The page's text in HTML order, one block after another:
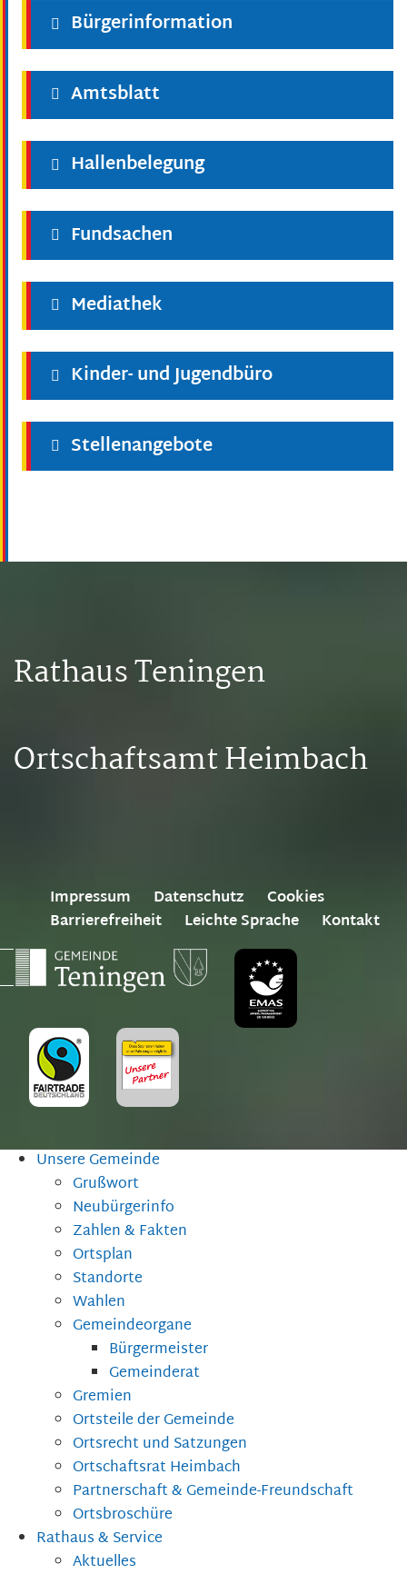
Bürgerinformation
Amtsblatt
Hallenbelegung
Fundsachen
Mediathek
Kinder- und Jugendbüro
Stellenangebote
Rathaus Teningen
Ortschaftsamt Heimbach
Impressum Datenschutz
Cookies
Barrierefreiheit
Leichte Sprache Kontakt
Unsere Gemeinde
Grußwort
Neubürgerinfo
Zahlen & Fakten
Ortsplan
Standorte
Wahlen
Gemeindeorgane
Bürgermeister
Gemeinderat
Gremien
Ortsteile der Gemeinde
Ortsrecht und Satzungen
Ortschaftsrat Heimbach
Partnerschaft & Gemeinde-Freundschaft
Ortsbroschüre
Rathaus & Service
Aktuelles